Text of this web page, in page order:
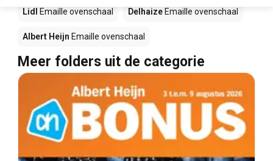
Lidl Emaille ovenschaal Delhaize Emaille ovenschaal
Albert Heijn Emaille ovenschaal
Meer folders uit de categorie